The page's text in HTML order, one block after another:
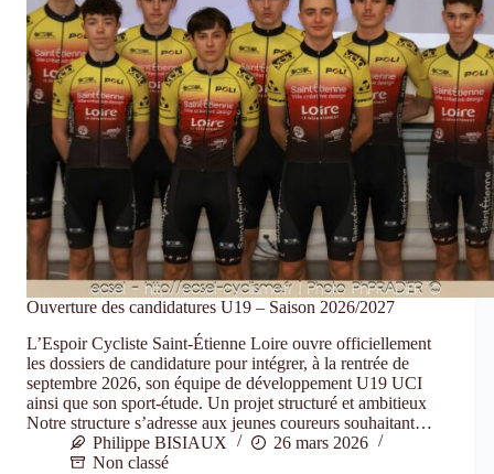
Ouverture des candidatures U19 – Saison 2026/2027
L’Espoir Cycliste Saint-Étienne Loire ouvre officiellement
les dossiers de candidature pour intégrer, à la rentrée de
septembre 2026, son équipe de développement U19 UCI
ainsi que son sport-étude. Un projet structuré et ambitieux
Notre structure s’adresse aux jeunes coureurs souhaitant…
Philippe BISIAUX
26 mars 2026
Non classé